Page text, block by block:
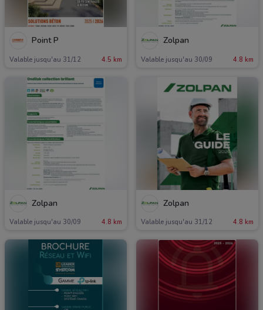
Point P
Valable jusqu'au 31/12 4.5 km
Zolpan
Valable jusqu'au 30/09 4.8 km
Zolpan
Valable jusqu'au 30/09 4.8 km
Zolpan
Valable jusqu'au 31/12 4.8 km